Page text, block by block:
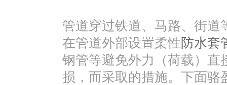
管道穿过铁道、马路、街道
在管道外部设置柔性 防水套
钢管等避免外力（荷载）直
损，而采取的措施。下面骆